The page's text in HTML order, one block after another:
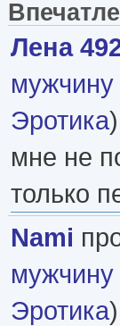
Лена
мужчину
Эротика
мне не
только
Nami
мужчину
Эротика